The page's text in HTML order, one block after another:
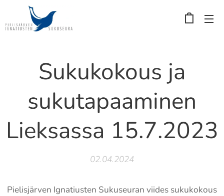
Sukukokous ja
sukutapaaminen
Lieksassa 15.7.2023
02.04.2024
Pielisjärven Ignatiusten Sukuseuran viides sukukokous